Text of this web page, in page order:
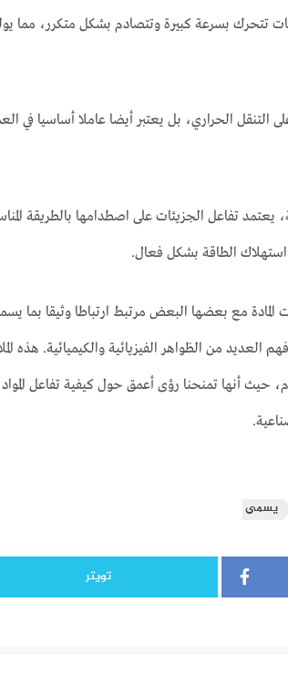
تتحرك بسرعة كبيرة وتتصادم بشكل متكرر، مما
التنقل الحراري، بل يعتبر أيضا عاملا أساسيا في
يعتمد تفاعل الجزيئات على اصطدامها بالطريقة
استهلاك الطاقة بشكل فعال.
مع بعضها البعض مرتبط ارتباطا وثيقا بما
من الظواهر الفيزيائية والكيميائية. هذه
حيث أنها تمنحنا رؤى أعمق حول كيفية تفاعل
يسمى
تويتر